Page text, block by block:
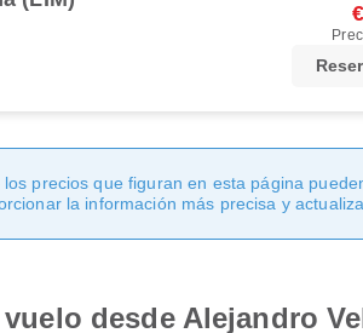
precios que figuran en esta página
la información más precisa y
desde Alejandro